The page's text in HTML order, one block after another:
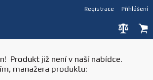
Přihlášení
Registrace
Produkt již není v naší nabídce.
manažera produktu: